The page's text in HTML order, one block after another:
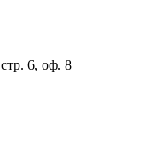
6, оф. 8